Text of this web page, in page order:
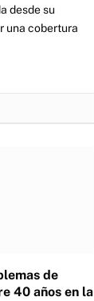
desde su
una cobertura
de
40 años en la